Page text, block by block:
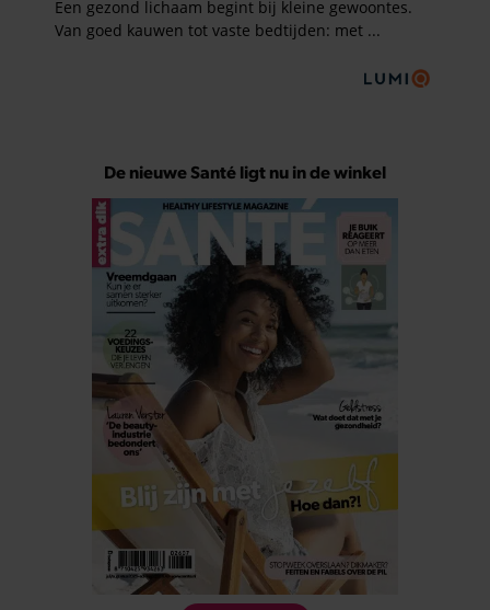
De nieuwe Santé ligt nu in de winkel